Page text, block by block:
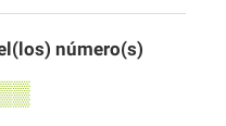
número(s)